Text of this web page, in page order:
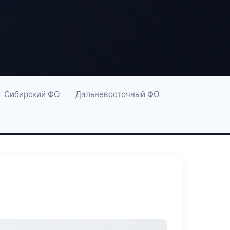
Сибирский ФО Дальневосточный ФО